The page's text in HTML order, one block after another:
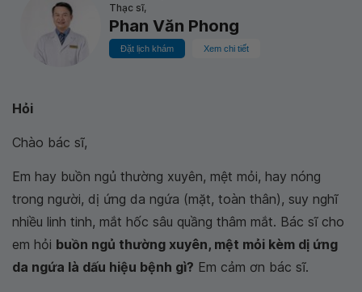
Thạc sĩ,
Phan Văn Phong
Đặt lịch khám Xem chi tiết
Hỏi
Chào bác sĩ,
Em hay buồn ngủ thường xuyên, mệt mỏi, hay nóng
trong người, dị ứng da ngứa (mặt, toàn thân), suy nghĩ
nhiều linh tinh, mắt hốc sâu quầng thâm mắt. Bác sĩ cho
em hỏi buồn ngủ thường xuyên, mệt mỏi kèm dị ứng
da ngứa là dấu hiệu bệnh gì? Em cảm ơn bác sĩ.